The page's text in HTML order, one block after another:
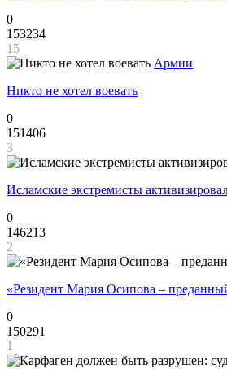
0
153234
15
Армии
Никто не хотел воевать
0
151406
3
Исламские экстремисты
0
146213
2
«Резидент Мария Осипова –
0
150291
1